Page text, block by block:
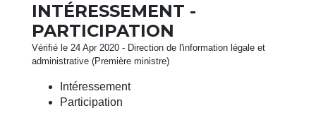
INTÉRESSEMENT -
PARTICIPATION
Vérifié le 24 Apr 2020 - Direction de l'information légale et
administrative (Première ministre)
Intéressement
Participation